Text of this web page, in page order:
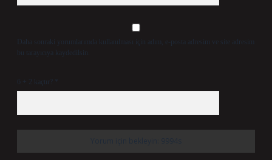
Daha sonraki yorumlarımda kullanılması için adım, e-posta adresim ve site adresim
bu tarayıcıya kaydedilsin.
6 + 2 kaçtır? *